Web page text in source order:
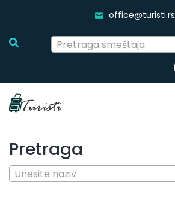
office@turisti.rs
Pretraga smeštaja
Pretraga
Unesite naziv